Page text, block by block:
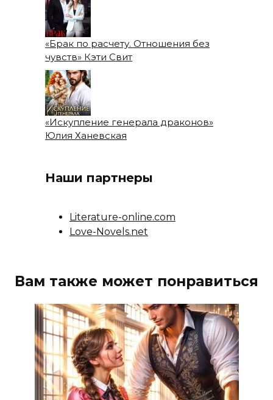
«Брак по расчету. Отношения без
чувств» Кэти Свит
«Искупление генерала драконов»
Юлия Ханевская
Наши партнеры
Literature-online.com
Love-Novels.net
Вам также может понравиться